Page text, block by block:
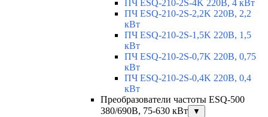
ПЧ ESQ-210-2S-4K 220В, 4 кВт
ПЧ ESQ-210-2S-2,2K 220В, 2,2
кВт
ПЧ ESQ-210-2S-1,5K 220В, 1,5
кВт
ПЧ ESQ-210-2S-0,7K 220В, 0,75
кВт
ПЧ ESQ-210-2S-0,4K 220В, 0,4
кВт
Преобразователи частоты ESQ-500
380/690В, 75-630 кВт
▼